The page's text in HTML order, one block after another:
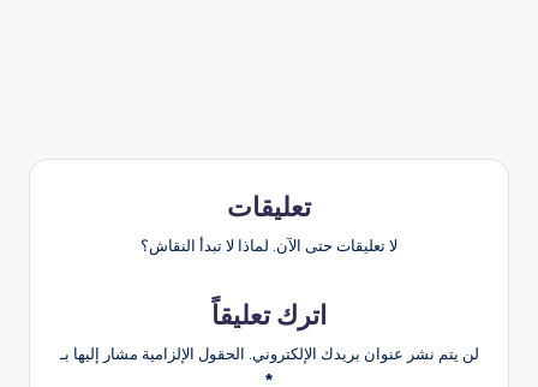
تعليقات
لا تعليقات حتى الآن. لماذا لا تبدأ النقاش؟
اترك تعليقاً
لن يتم نشر عنوان بريدك الإلكتروني. الحقول الإلزامية مشار إليها بـ
*